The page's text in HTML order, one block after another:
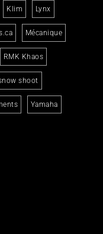
Klim Lynx
Mécanique
RMK Khaos
shoot
Yamaha